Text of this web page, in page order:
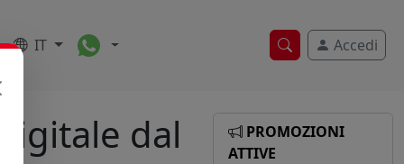
Ricerca veloce
Accedi
IT Toggle Dropdown
dal
PROMOZIONI
ATTIVE